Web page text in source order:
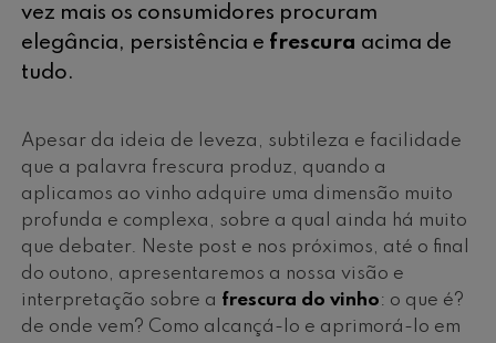
vez mais os consumidores procuram
elegância, persistência e frescura acima de
tudo.
Apesar da ideia de leveza, subtileza e facilidade
que a palavra frescura produz, quando a
aplicamos ao vinho adquire uma dimensão muito
profunda e complexa, sobre a qual ainda há muito
que debater. Neste post e nos próximos, até o final
do outono, apresentaremos a nossa visão e
interpretação sobre a frescura do vinho: o que é?
de onde vem? Como alcançá-lo e aprimorá-lo em